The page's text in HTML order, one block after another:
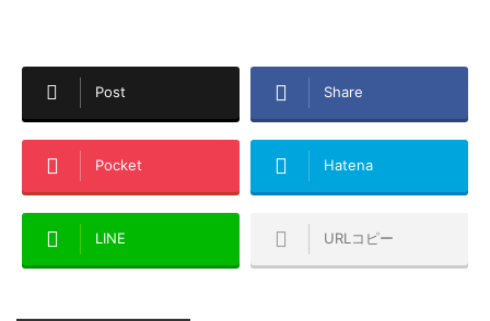
Post Share
Pocket Hatena
LINE URLコピー